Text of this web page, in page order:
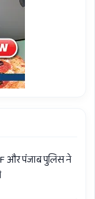
और पंजाब पुलिस ने